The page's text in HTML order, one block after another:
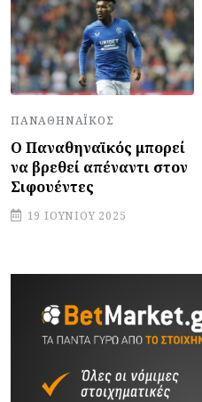
ΠΑΝΑΘΗΝΑΪΚΌΣ
Ο Παναθηναϊκός μπορεί
να βρεθεί απέναντι στον
Σιφουέντες
19 ΙΟΥΝΊΟΥ 2025